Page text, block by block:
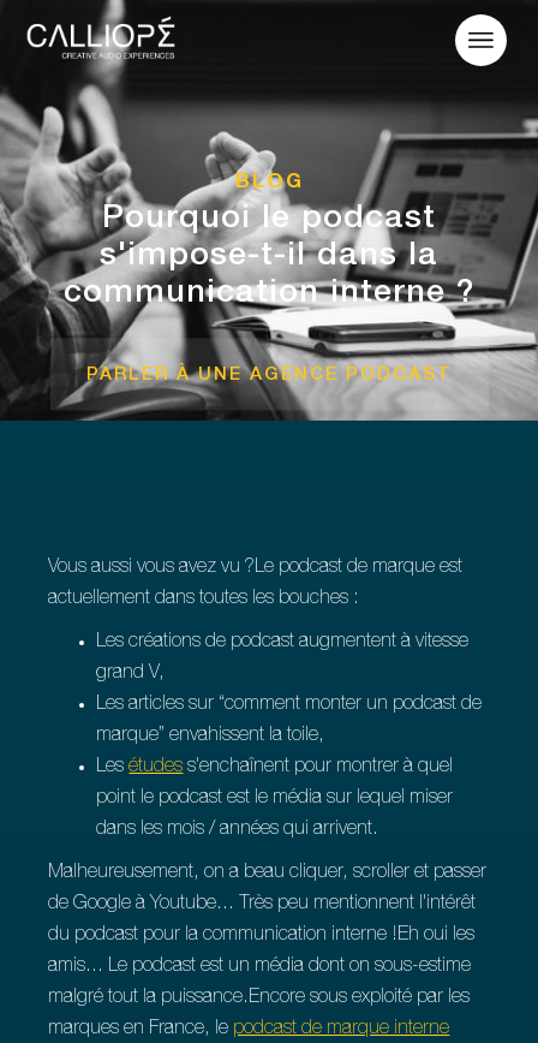
BLOG
Pourquoi le podcast
s'impose-t-il dans la
communication interne ?
PARLER À UNE AGENCE PODCAST
Vous aussi vous avez vu ?Le podcast de marque est
actuellement dans toutes les bouches :
Les créations de podcast augmentent à vitesse
grand V,
Les articles sur “comment monter un podcast de
marque” envahissent la toile,
Lesétudes s'enchaînent pour montrer à quel
point le podcast est le média sur lequel miser
dans les mois / années qui arrivent.
Malheureusement, on a beau cliquer, scroller et passer
de Google à Youtube... Très peu mentionnent l'intérêt
du podcast pour la communication interne !Eh oui les
amis... Le podcast est un média dont on sous-estime
malgré tout la puissance.Encore sous exploité par les
marques en France, le podcast de marque interne